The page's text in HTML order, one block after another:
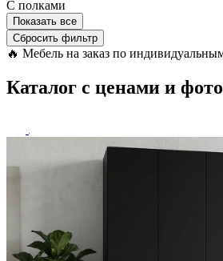
С полками
Показать все
Сбросить фильтр
🔥 Мебель на заказ по
Каталог с ценами и фото